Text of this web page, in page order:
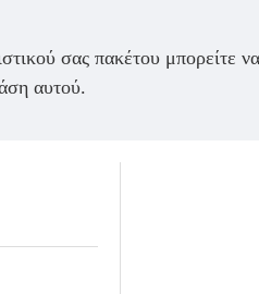
σας πακέτου μπορείτε
αυτού.